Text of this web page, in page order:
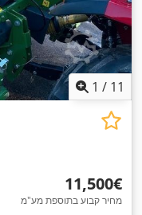
1 / 11
‏11,500 ‏€
מחיר קבוע בתוספת מע"מ